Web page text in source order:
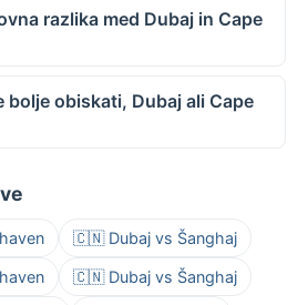
razlika med Dubaj in Cape
bolje obiskati, Dubaj ali Cape
🇨🇳 Dubaj vs Šanghaj
🇨🇳 Dubaj vs Šanghaj